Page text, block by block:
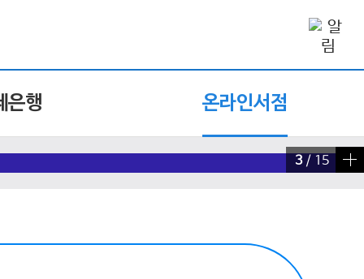
은행 온라인서점
4/ 15